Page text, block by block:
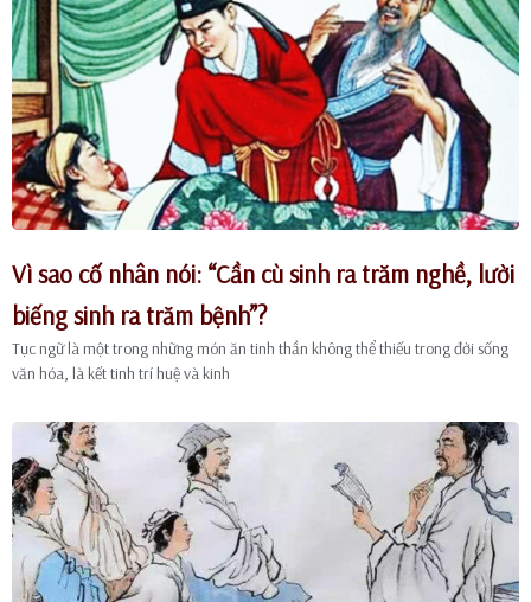
Vì sao cố nhân nói: “Cần cù sinh ra trăm nghề, lười
biếng sinh ra trăm bệnh”?
Tục ngữ là một trong những món ăn tinh thần không thể thiếu trong đời sống
văn hóa, là kết tinh trí huệ và kinh